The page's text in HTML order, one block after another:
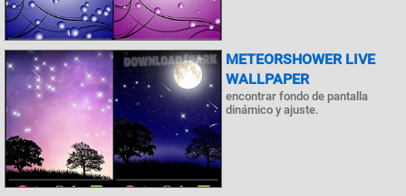
METEORSHOWER LIVE
WALLPAPER
encontrar fondo de pantalla
dinámico y ajuste.